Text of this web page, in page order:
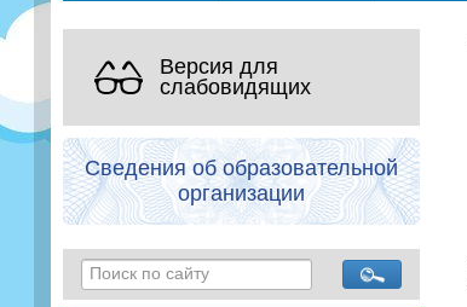
Версия для
слабовидящих
Сведения об образовательной
организации